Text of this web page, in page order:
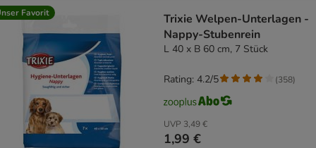
Favorit
Trixie Welpen-Unterlagen -
Nappy-Stubenrein
L 40 x B 60 cm, 7 Stück
UVP 3,49 €
1,99 €
Rating: 4.2/5 (358)